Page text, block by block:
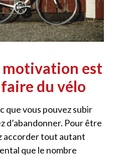
motivation est
du vélo
que vous pouvez subir
d’abandonner. Pour être
accorder tout autant
que le nombre